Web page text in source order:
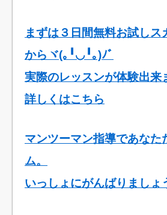
まずは３日間無料お試しス
からヾ(｡╹◡╹｡)ﾉﾞ
実際のレッスンが体験出来
詳しくはこちら
マンツーマン指導であなた
ム。
いっしょにがんばりましょ